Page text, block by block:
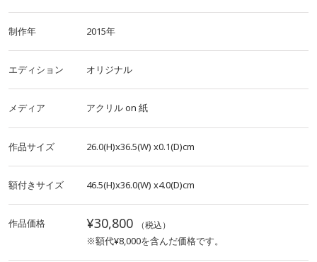
制作年 2015年
エディション オリジナル
メディア アクリルon 紙
作品サイズ 26.0(H)x36.5(W) x0.1(D)cm
額付きサイズ 46.5(H)x36.0(W) x4.0(D)cm
作品価格 ¥30,800 （税込）
※額代¥8,000を含んだ価格です。